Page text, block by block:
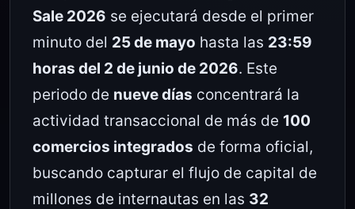
Sale 2026 se ejecutará desde el primer
minuto del 25 de mayo hasta las 23:59
horas del 2 de junio de 2026. Este
periodo de nueve días concentrará la
actividad transaccional de más de 100
comercios integrados de forma oficial,
buscando capturar el flujo de capital de
millones de internautas en las 32